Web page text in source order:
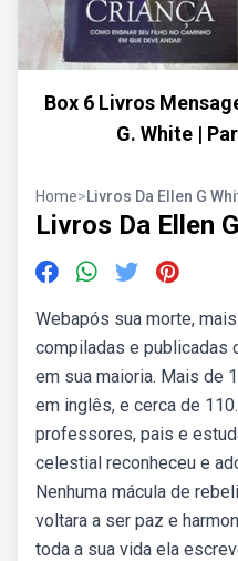
Box 6 Livros
G. White |
Home>Livros Da Ellen G
Livros Da Ellen
Webapós sua morte,
compiladas e publicadas
em sua maioria. Mais de
em inglês, e cerca de
professores, pais e
celestial reconheceu e
Nenhuma mácula de
voltara a ser paz e
toda a sua vida ela